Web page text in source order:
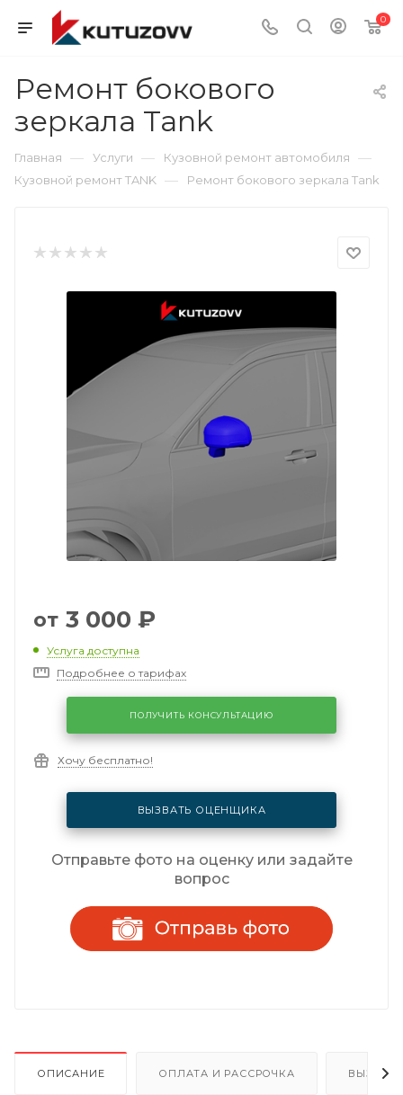
0
Ремонт бокового
зеркала Tank
Главная — Услуги — Кузовной ремонт автомобиля —
Кузовной ремонт TANK — Ремонт бокового зеркала Tank
от 3 000 ₽
Услуга доступна
Подробнее о тарифах
ПОЛУЧИТЬ КОНСУЛЬТАЦИЮ
Хочу бесплатно!
ВЫЗВАТЬ ОЦЕНЩИКА
Отправьте фото на оценку или задайте
вопрос
ОПИСАНИЕ ОПЛАТА И РАССРОЧКА ВЫЗОВ